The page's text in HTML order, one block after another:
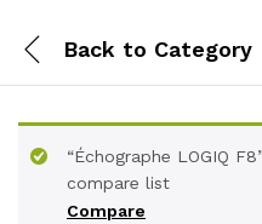
Back to Category
Compare
“Échographe LOGIQ
compare list